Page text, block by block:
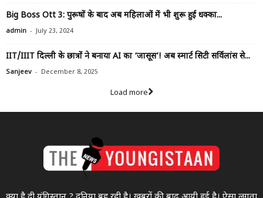
Big Boss Ott 3: पुरूषों के बाद अब महिलाओं में भी शुरू हुई धक्का...
admin - July 23, 2024
IIT/IIIT दिल्ली के छात्रों ने बनाया AI का ‘जासूस’! अब स्मार्ट सिटी सर्विलांस से...
Sanjeev - December 8, 2025
Load more